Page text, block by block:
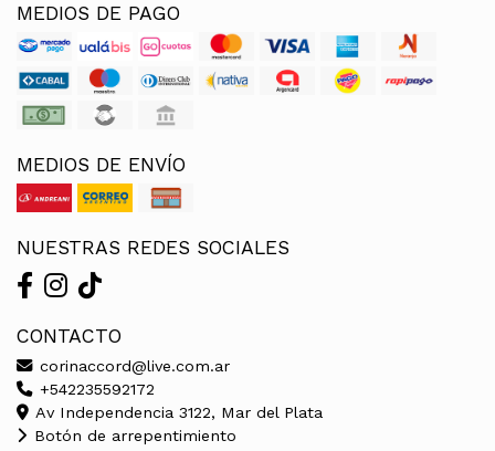
MEDIOS DE PAGO
MEDIOS DE ENVÍO
NUESTRAS REDES SOCIALES
CONTACTO
corinaccord@live.com.ar
+542235592172
Av Independencia 3122, Mar del Plata
Botón de arrepentimiento